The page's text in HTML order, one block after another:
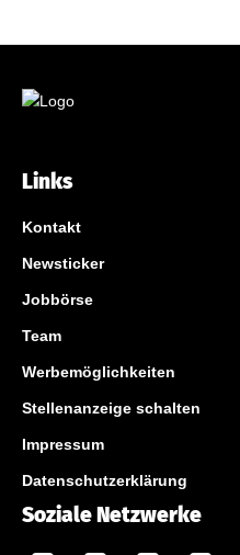
Links
Kontakt
Newsticker
Jobbörse
Team
Werbemöglichkeiten
Stellenanzeige schalten
Impressum
Datenschutzerklärung
Soziale Netzwerke